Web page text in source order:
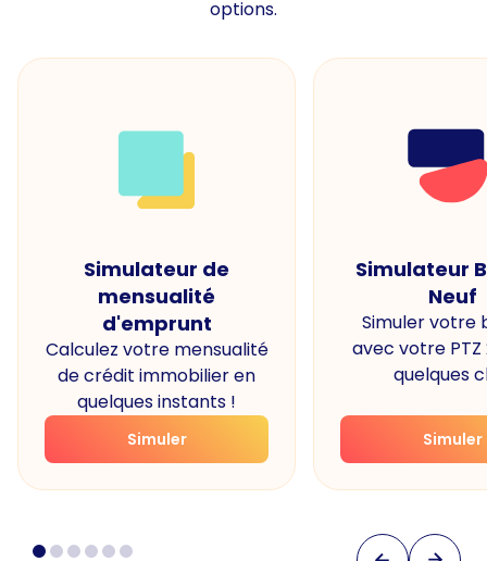
options.
Simulateur de
mensualité
d'emprunt
Calculez votre mensualité
de crédit immobilier en
quelques instants !
Simuler
Simulateur
Neuf
Simuler votre
avec votre PTZ
quelques
Simuler